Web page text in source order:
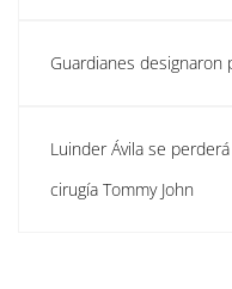
Guardianes designaron
Luinder Ávila se
cirugía Tommy John